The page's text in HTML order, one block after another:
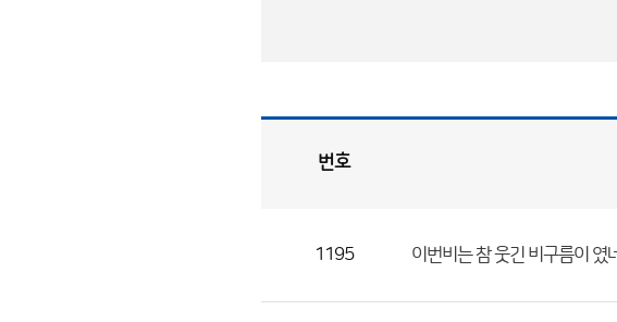
번호
1195 이번비는 참 웃긴 비구름이 였